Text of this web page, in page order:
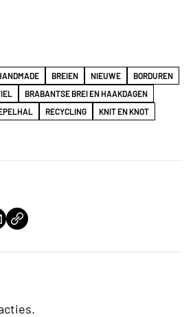
BREIEN NIEUWE
BORDUREN
BRABANTSE BREI EN HAAKDAGEN
RECYCLING
KNIT EN KNOT